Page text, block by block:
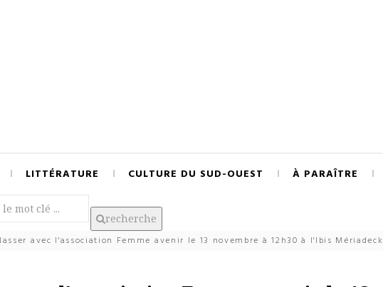
LITTÉRATURE CULTURE DU SUD-OUEST À PARAÎTRE
recherche
avec l'association Femme avenir le 13 novembre à 12h30 à l'Ibis Mériadeck